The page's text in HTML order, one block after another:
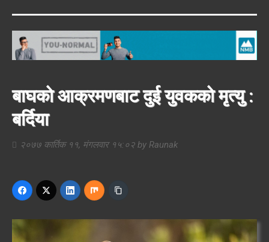
बाघको आक्रमणबाट दुई युवकको मृत्यु :
बर्दिया
२०७७ कार्तिक ११, मंगलवार १५:०२ by Raunak